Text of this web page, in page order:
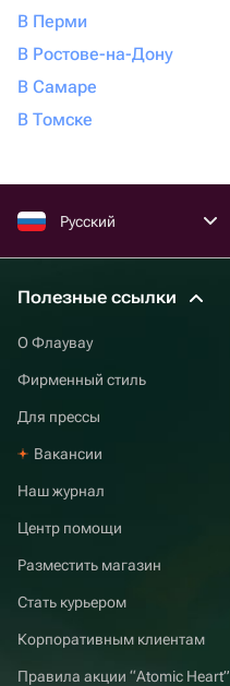
В Перми
В Ростове-на-Дону
В Самаре
В Томске
Русский
Полезные ссылки
О Флаувау
Фирменный стиль
Для прессы
Вакансии
Наш журнал
Центр помощи
Разместить магазин
Стать курьером
Корпоративным клиентам
Правила акции “Atomic Heart”